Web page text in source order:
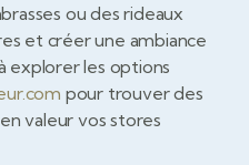
ou des rideaux
et créer une ambiance
explorer les options
pour trouver des
valeur vos stores